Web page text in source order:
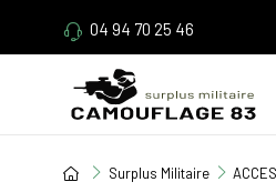
04 94 70 25 46
Surplus Militaire